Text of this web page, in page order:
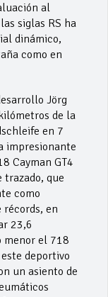
al
siglas RS ha
dinámico,
como en
Jörg
de la
en 7
impresionante
Cayman GT4
que
como
en
23,6
menor el 718
deportivo
un asiento de